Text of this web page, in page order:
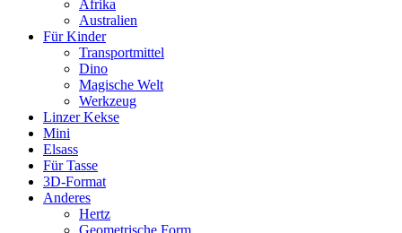
Afrika
Australien
Für Kinder
Transportmittel
Dino
Magische Welt
Werkzeug
Linzer Kekse
Mini
Elsass
Für Tasse
3D-Format
Anderes
Hertz
Geometrische Form